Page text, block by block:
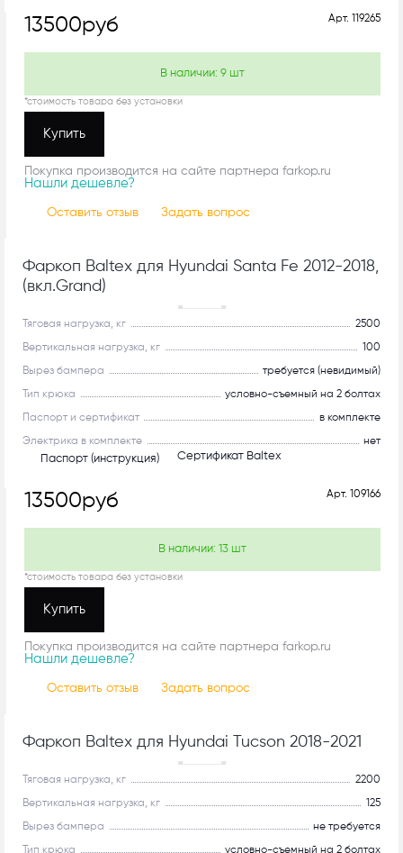
Арт. 119265
13500руб
В наличии: 9 шт
*стоимость товара без установки
Купить
Покупка производится на сайте партнера farkop.ru
Нашли дешевле?
Оставить отзыв Задать вопрос
Фаркоп Baltex для Hyundai Santa Fe 2012-2018,
(вкл.Grand)
Рекомендуем
Тяговая нагрузка, кг 2500
Вертикальная нагрузка, кг 100
Вырез бампера требуется (невидимый)
Тип крюка условно-съемный на 2 болтах
Паспорт и сертификат в комплекте
Электрика в комплекте нет
Паспорт (инструкция) Сертификат Baltex
Арт. 109166
13500руб
В наличии: 13 шт
*стоимость товара без установки
Купить
Покупка производится на сайте партнера farkop.ru
Нашли дешевле?
Оставить отзыв Задать вопрос
Фаркоп Baltex для Hyundai Tucson 2018-2021
Рекомендуем
Тяговая нагрузка, кг 2200
Вертикальная нагрузка, кг 125
Вырез бампера не требуется
Тип крюка условно-съемный на 2 болтах